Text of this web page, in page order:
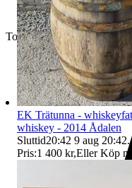
Toppsäljare
EK Trätunna -
whiskey - 2014 Ådalen
Sluttid20:42 9 aug 20:42.
Pris:1 400 kr,Eller Köp nu